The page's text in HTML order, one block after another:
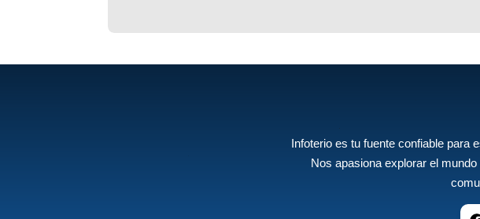
Infoterio es tu fuente confiable para
Nos apasiona explorar el